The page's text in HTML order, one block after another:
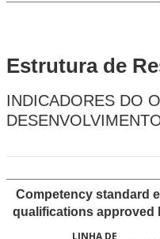
Estrutura de
INDICADORES DO
Competency standard
qualifications approved